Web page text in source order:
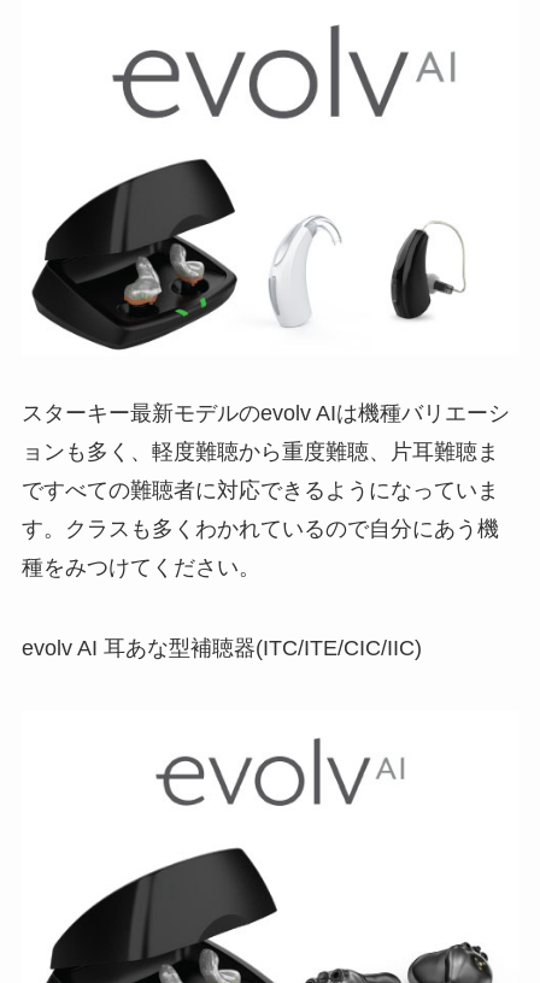
スターキー最新モデルのevolv AIは機種バリエーシ
ョンも多く、軽度難聴から重度難聴、片耳難聴ま
ですべての難聴者に対応できるようになっていま
す。クラスも多くわかれているので自分にあう機
種をみつけてください。
evolv AI 耳あな型補聴器(ITC/ITE/CIC/IIC)